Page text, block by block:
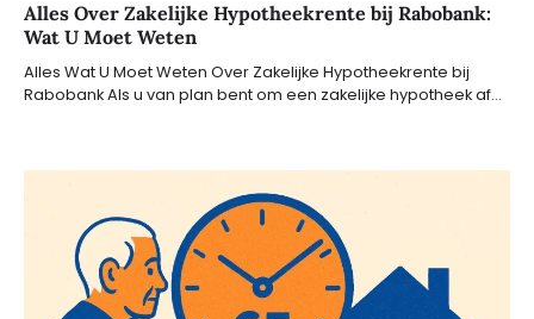
Alles Over Zakelijke Hypotheekrente bij Rabobank:
Wat U Moet Weten
Alles Wat U Moet Weten Over Zakelijke Hypotheekrente bij
Rabobank Als u van plan bent om een zakelijke hypotheek af…